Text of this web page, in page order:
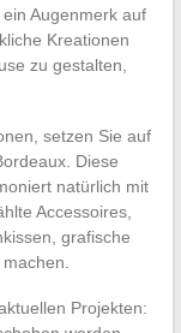
Augenmerk auf
Kreationen
zu gestalten,
setzen Sie auf
Diese
natürlich mit
Accessoires,
grafische
Projekten: